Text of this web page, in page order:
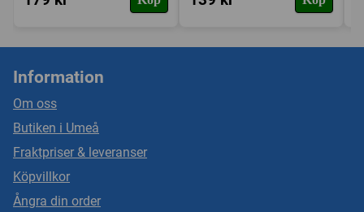
Information
Om oss
Butiken i Umeå
Fraktpriser & leveranser
Köpvillkor
Ångra din order